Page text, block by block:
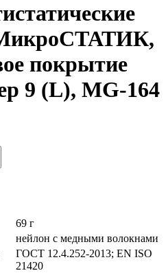
покрытие
9 (L), MG-164
69 г
нейлон с медными волокнами
ГОСТ 12.4.252-2013; EN ISO
21420